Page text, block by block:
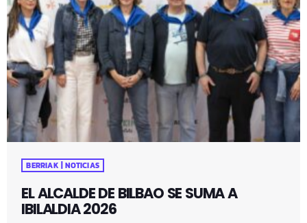
BERRIAK | NOTICIAS
EL ALCALDE DE BILBAO SE SUMA A
IBILALDIA 2026